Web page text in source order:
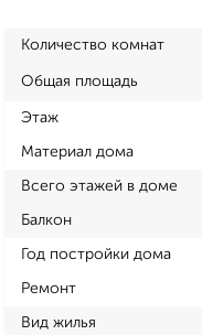
Количество комнат
Общая площадь
Этаж
Материал дома
Всего этажей в доме
Балкон
Год постройки дома
Ремонт
Вид жилья